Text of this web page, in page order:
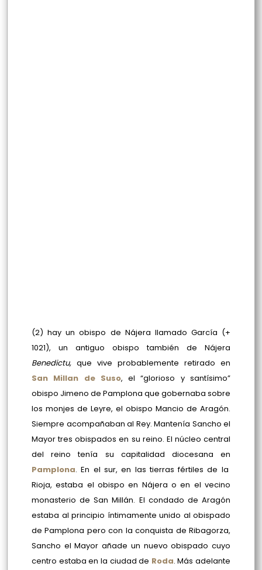
(2) hay un obispo de Nájera llamado García (+
1021), un antiguo obispo también de Nájera
Benedictu, que vive probablemente retirado en
San Millan de Suso, el “glorioso y santísimo”
obispo Jimeno de Pamplona que gobernaba sobre
los monjes de Leyre, el obispo Mancio de Aragón.
Siempre acompañaban al Rey. Mantenía Sancho el
Mayor tres obispados en su reino. El núcleo central
del reino tenía su capitalidad diocesana en
Pamplona. En el sur, en las tierras fértiles de la
Rioja, estaba el obispo en Nájera o en el vecino
monasterio de San Millán. El condado de Aragón
estaba al principio íntimamente unido al obispado
de Pamplona pero con la conquista de Ribagorza,
Sancho el Mayor añade un nuevo obispado cuyo
centro estaba en la ciudad de Roda. Más adelante